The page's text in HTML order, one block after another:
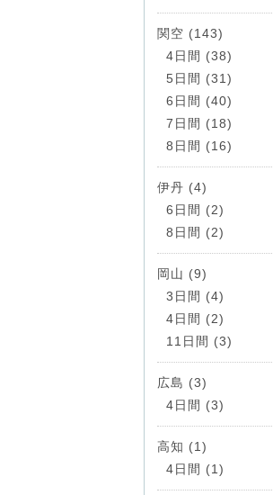
関空 (143)
4日間 (38)
5日間 (31)
6日間 (40)
7日間 (18)
8日間 (16)
伊丹 (4)
6日間 (2)
8日間 (2)
岡山 (9)
3日間 (4)
4日間 (2)
11日間 (3)
広島 (3)
4日間 (3)
高知 (1)
4日間 (1)